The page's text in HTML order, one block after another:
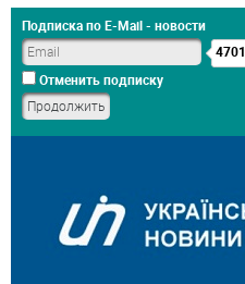
Подписка по E-Mail - новости
4701
Отменить подписку